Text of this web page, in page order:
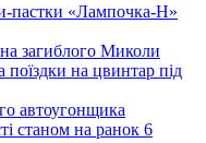
пастки «Лампочка-Н»
загиблого Миколи
на цвинтар під
автоугонщика
станом на ранок 6